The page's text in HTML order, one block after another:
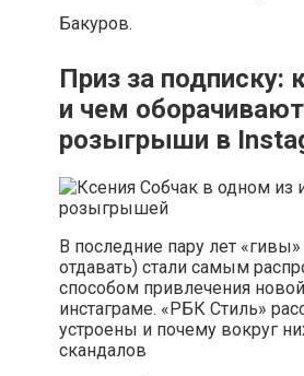
Бакуров.
Приз за подписку:
и чем
розыгрыши в
В последние пару лет
отдавать) стали самым
способом привлечения
инстаграме. «РБК Стиль»
устроены и почему вокруг
скандалов